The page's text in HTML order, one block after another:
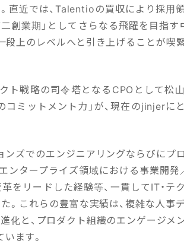
直近では、Talentioの買収により採用
創業期」としてさらなる飛躍を目指す
段上のレベルへと引き上げることが喫
ト戦略の司令塔となるCPOとして松
コミットメント力」が、現在のjinjerに
ンズでのエンジニアリングならびにプ
ンタープライズ領域における事業開発
をリードした経験等、一貫してIT・テ
。これらの豊富な実績は、複雑な人事
化と、プロダクト組織のエンゲージメ
ます。